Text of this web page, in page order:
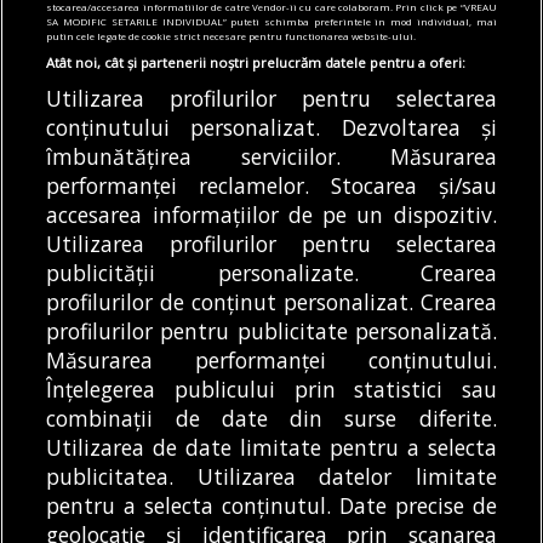
valorează tichetul social
05/08/2026
Articole Știri
Noi întreruperi de curent în București, Ilfov
și Giurgiu. Rețele Electrice Muntenia
transmite lista actualizată a străzilor
afectate
MODIFICĂ SETĂRILE COOKIES
© Copyright 2025 - Buletin de București.
Găzduit dePresslabs.com. Powered by TRS Design.
Despre
Noi
Media
Kit
Politică De
Confidențialitate
Cookie
Policy (EU)
Cookie
Policy
stocarea/accesarea informatiilor de catre Vendor-ii cu care colaboram. Prin click pe “VREAU
SA MODIFIC SETARILE INDIVIDUAL” puteti schimba preferintele in mod individual, mai
putin cele legate de cookie strict necesare pentru functionarea website-ului.
Atât noi, cât și partenerii noștri prelucrăm datele pentru a oferi:
Utilizarea profilurilor pentru selectarea
conținutului personalizat. Dezvoltarea și
îmbunătățirea serviciilor. Măsurarea
performanței reclamelor. Stocarea și/sau
accesarea informațiilor de pe un dispozitiv.
Utilizarea profilurilor pentru selectarea
publicității personalizate. Crearea
profilurilor de conținut personalizat. Crearea
profilurilor pentru publicitate personalizată.
Măsurarea performanței conținutului.
Înțelegerea publicului prin statistici sau
combinații de date din surse diferite.
Utilizarea de date limitate pentru a selecta
publicitatea. Utilizarea datelor limitate
pentru a selecta conținutul. Date precise de
geolocație și identificarea prin scanarea